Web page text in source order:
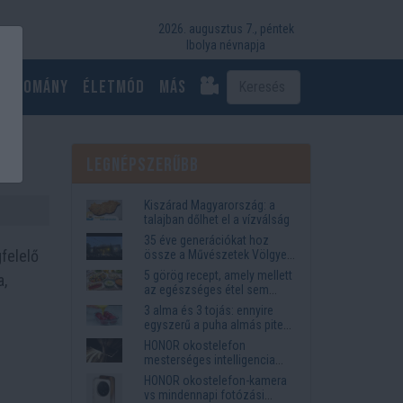
2026. augusztus 7., péntek
Ibolya névnapja
Tudomány Életmód más
Kiszárad Magyarország: a
talajban dőlhet el a vízválság
35 éve generációkat hoz
össze a Művészetek Völgye
– megvan a 2027-es időpont
és a bérletár
5 görög recept, amely mellett
az egészséges étel sem
tűnik lemondásnak
3 alma és 3 tojás: ennyire
egyszerű a puha almás pite
titka
HONOR okostelefon
mesterséges intelligencia
funkciók, amelyek
megkönnyítik az életet
HONOR okostelefon-kamera
vs mindennapi fotózási